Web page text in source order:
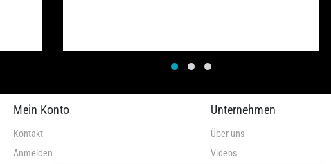
Mein Konto
Kontakt
Anmelden
Unternehmen
Über uns
Videos